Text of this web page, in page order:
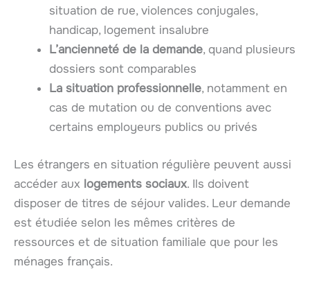
situation de rue, violences conjugales,
handicap, logement insalubre
L’ancienneté de la demande, quand plusieurs
dossiers sont comparables
La situation professionnelle, notamment en
cas de mutation ou de conventions avec
certains employeurs publics ou privés
Les étrangers en situation régulière peuvent aussi
accéder aux logements sociaux. Ils doivent
disposer de titres de séjour valides. Leur demande
est étudiée selon les mêmes critères de
ressources et de situation familiale que pour les
ménages français.